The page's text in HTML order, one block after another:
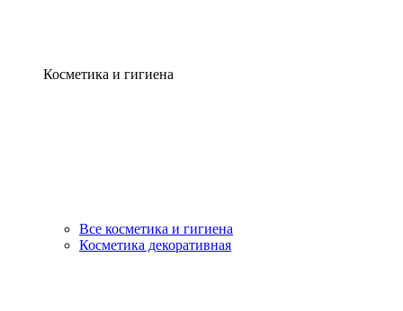
Косметика и гигиена
Все косметика и гигиена
Косметика декоративная